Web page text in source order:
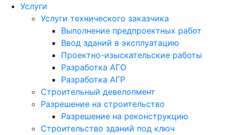
Услуги
Услуги технического заказчика
Выполнение предпроектных работ
Ввод зданий в эксплуатацию
Проектно-изыскательские работы
Разработка АГО
Разработка АГР
Строительный девелопмент
Разрешение на строительство
Разрешение на реконструкцию
Строительство зданий под ключ